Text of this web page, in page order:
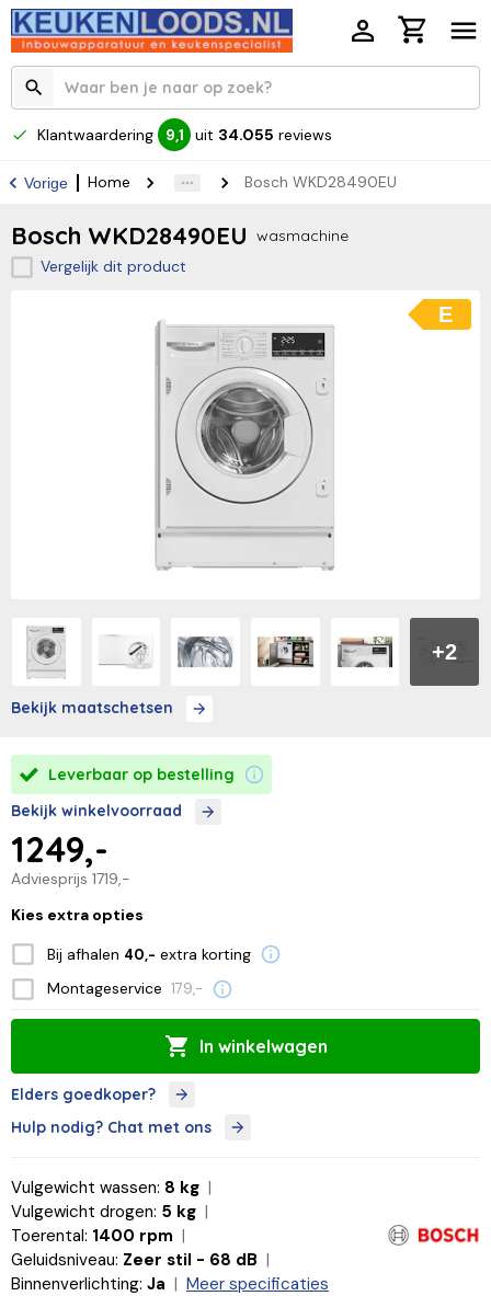
Klantwaardering 9,1 uit 34.055 reviews
Vorige Home Bosch WKD28490EU
Bosch WKD28490EU wasmachine
Vergelijk dit product
+2
E
Bekijk maatschetsen
Leverbaar op bestelling
Bekijk winkelvoorraad
Adviesprijs 1719,-
1249,-
Kies extra opties
Bij afhalen 40,- extra korting
Montageservice 179,-
In winkelwagen
Elders goedkoper?
Hulp nodig? Chat met ons
Vulgewicht wassen: 8 kg
Vulgewicht drogen: 5 kg
Toerental: 1400 rpm
Geluidsniveau: Zeer stil - 68 dB
Binnenverlichting: Ja Meer specificaties